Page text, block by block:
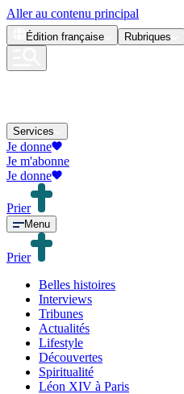
Aller au contenu principal
Édition française Rubriques
Services
Je donne
Je m'abonne
Je donne
Prier
Menu
Prier
Belles histoires
Interviews
Tribunes
Actualités
Lifestyle
Découvertes
Spiritualité
Léon XIV à Paris